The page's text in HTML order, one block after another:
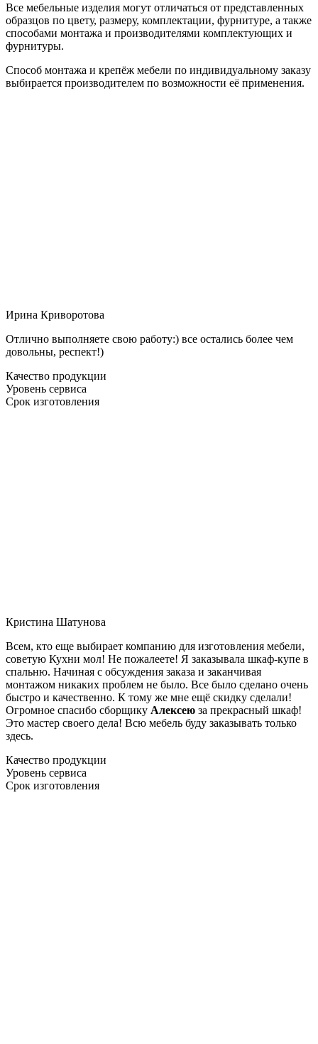
Все мебельные изделия могут отличаться от представленных
образцов по цвету, размеру, комплектации, фурнитуре, а также
способами монтажа и производителями комплектующих и
фурнитуры.
Способ монтажа и крепёж мебели по индивидуальному заказу
выбирается производителем по возможности её применения.
Ирина Криворотова
Отлично выполняете свою работу:) все остались более чем
довольны, респект!)
Качество продукции
Уровень сервиса
Срок изготовления
Кристина Шатунова
Всем, кто еще выбирает компанию для изготовления мебели,
советую Кухни мол! Не пожалеете! Я заказывала шкаф-купе в
спальню. Начиная с обсуждения заказа и заканчивая
монтажом никаких проблем не было. Все было сделано очень
быстро и качественно. К тому же мне ещё скидку сделали!
Огромное спасибо сборщику Алексею за прекрасный шкаф!
Это мастер своего дела! Всю мебель буду заказывать только
здесь.
Качество продукции
Уровень сервиса
Срок изготовления